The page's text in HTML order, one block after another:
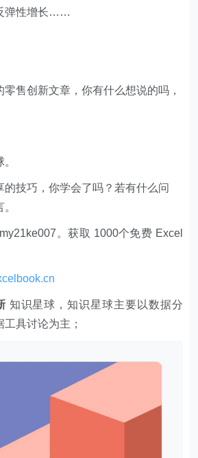
弹性增长……
零售创新文章，你有什么想说的吗，
的技巧，你学会了吗？若有什么问
。获取 1000个免费 Excel
知识星球，知识星球主要以数据分
具讨论为主；